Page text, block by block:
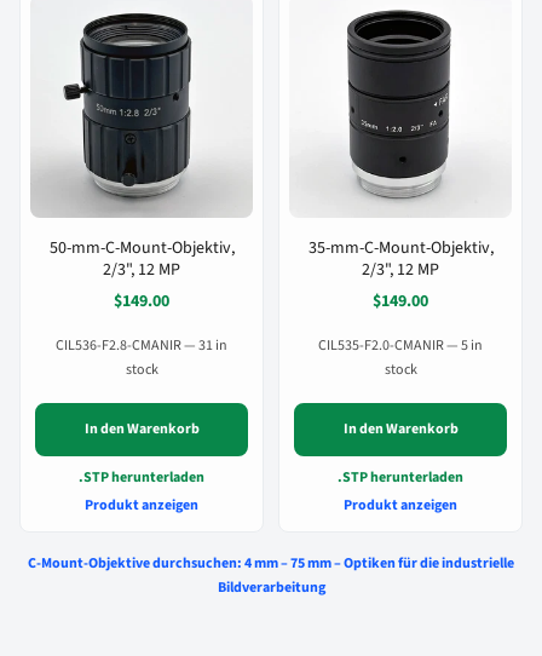
50-mm-C-Mount-Objektiv,
2/3", 12 MP
$149.00
CIL536-F2.8-CMANIR — 31 in
stock
In den Warenkorb
.STP herunterladen
Produkt anzeigen
35-mm-C-Mount-Objektiv,
2/3", 12 MP
$149.00
CIL535-F2.0-CMANIR — 5 in
stock
In den Warenkorb
.STP herunterladen
Produkt anzeigen
C-Mount-Objektive durchsuchen: 4 mm – 75 mm – Optiken für die industrielle
Bildverarbeitung